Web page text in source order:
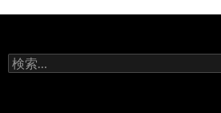
ー
ョ
検
索: